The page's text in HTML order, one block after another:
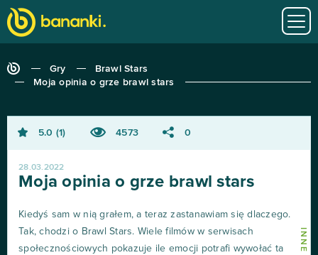
Gry
Brawl Stars
Moja opinia o grze brawl stars
5.0 1 4573 0
28.03.2022
Moja opinia o grze brawl stars
Kiedyś sam w nią grałem, a teraz zastanawiam się dlaczego.
Tak, chodzi o Brawl Stars. Wiele filmów w serwisach
społecznościowych pokazuje ile emocji potrafi wywołać ta